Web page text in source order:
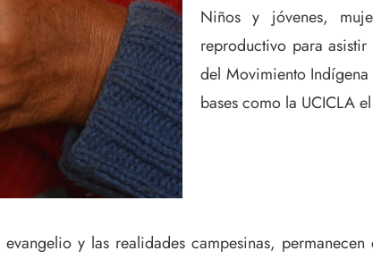
Niños y jóvenes,
reproductivo para
del Movimiento
bases como la UCICLA
y las realidades campesinas,